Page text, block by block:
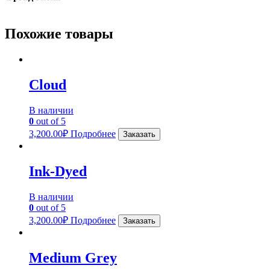
Похожие товары
Cloud
В наличии
0 out of 5
3,200.00₽ Подробнее Заказать
Ink-Dyed
В наличии
0 out of 5
3,200.00₽ Подробнее Заказать
Medium Grey